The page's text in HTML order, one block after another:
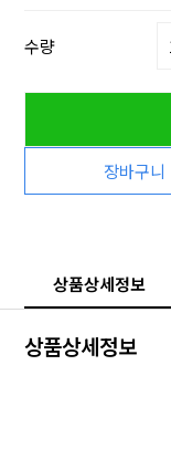
수량
장바구니
상품상세정보
상품상세정보